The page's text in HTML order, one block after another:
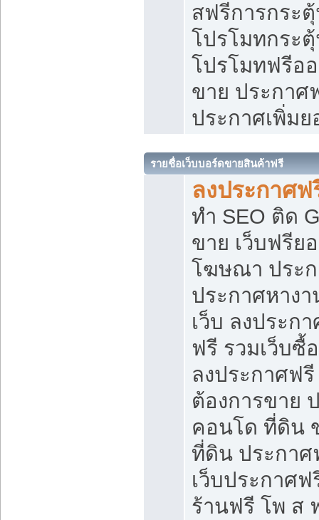
สฟรีการกระ
โปรโมทกระ
โปรโมทฟรีอ
ขาย ประกาศ
ประกาศเพิ่ม
รายชื่อเว็บบอร์ดขายสินค้าฟรี
ลงประกาศฟ
ทำ SEO ติด
ขาย เว็บฟรีย
โฆษณา ประ
ประกาศหาง
เว็บ ลงประก
ฟรี รวมเว็บซื้
ลงประกาศฟ
ต้องการขาย
คอนโด ที่ดิน
ที่ดิน ประกา
เว็บประกาศ
ร้านฟรี โพ ส